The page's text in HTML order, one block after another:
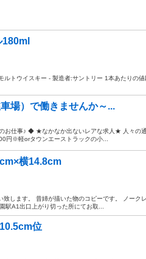
トウイスキー - 製造者:サントリー 1本あたりの値
場）で働きませんか～...
お仕事♪ ◆ ★なかなか出ないレアな求人★ 人々の
円※軽orタウンエーストラックの小...
横14.8cm
します。 昔姉が描いた物のコピーです。 ノーク
駅A1出口上がり切った所にてお取...
位